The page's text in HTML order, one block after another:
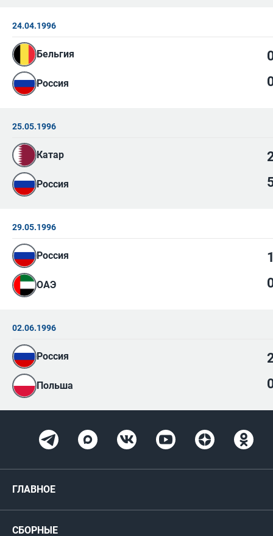
24.04.1996
Бельгия
Россия
25.05.1996
Катар
Россия
29.05.1996
Россия
ОАЭ
02.06.1996
Россия
Польша
ГЛАВНОЕ
СБОРНЫЕ